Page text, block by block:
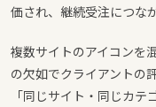
価され、継続受注につな
複数サイトのアイコンを
の欠如でクライアントの
「同じサイト・同じカ